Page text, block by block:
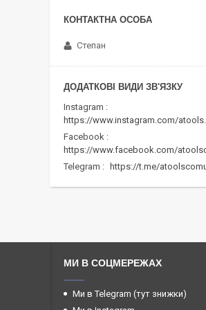
Степан
Instagram
https://www.instagram.com/
Facebook
https://www.facebook.com/
Telegram
https://t.me/
МИ В СОЦМЕРЕЖАХ
Ми в Telegram (тут знижки)